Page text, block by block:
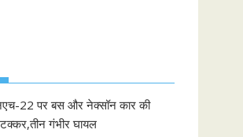
22 पर बस और नेक्सॉन कार की
गंभीर घायल